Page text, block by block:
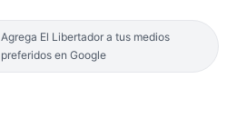
Agrega El Libertador a tus medios
preferidos en Google